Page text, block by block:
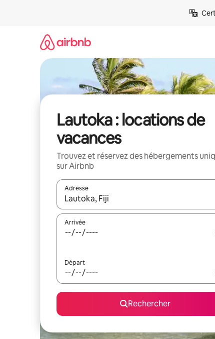
Lautoka : locations de
vacances
Trouvez et réservez des hébergements
sur Airbnb
Adresse
Lorsque les résultats s'affichent, utilisez les
Arrivée
Départ
Rechercher